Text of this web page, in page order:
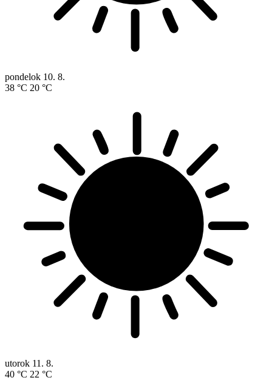
pondelok 10. 8.
38 °C 20 °C
utorok 11. 8.
40 °C 22 °C